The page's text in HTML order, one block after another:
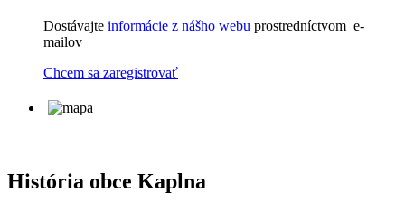
Dostávajte informácie z nášho webu prostredníctvom e-
mailov
Chcem sa zaregistrovať
História obce Kaplna